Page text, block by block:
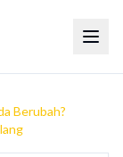
Berubah?